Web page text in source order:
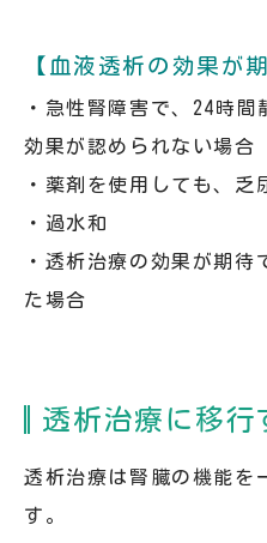
【血液透析の効果が
・急性腎障害で、24時
効果が認められない場合
・薬剤を使用しても、乏
・過水和
・透析治療の効果が期待
た場合
透析治療に移行
透析治療は腎臓の機能を
す。